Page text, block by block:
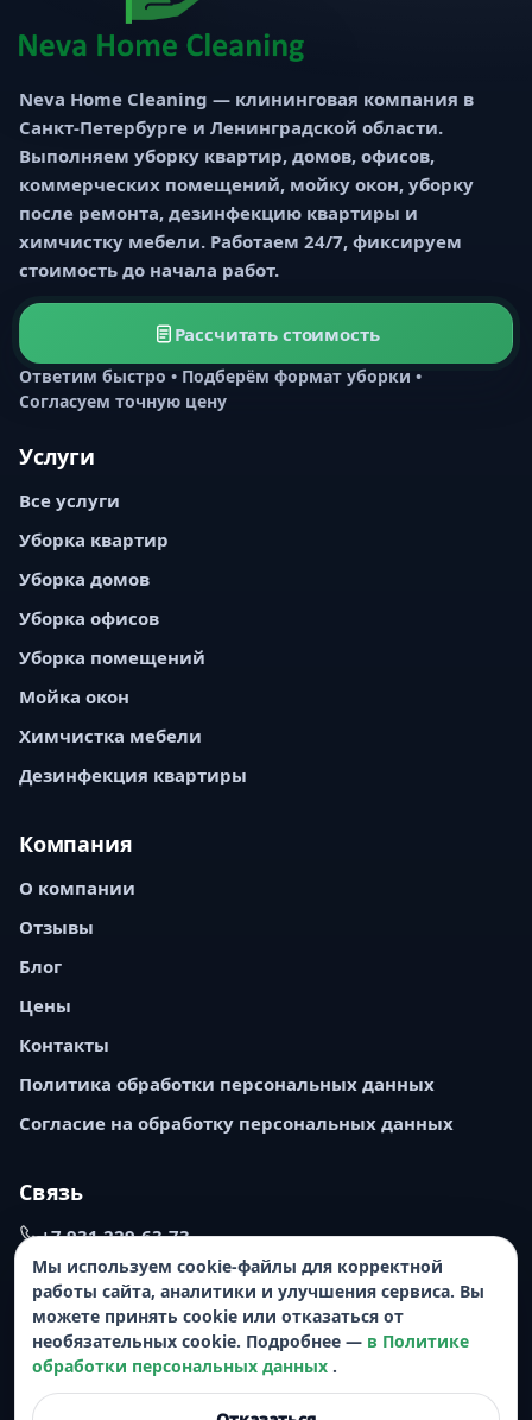
Мы используем cookie-файлы для корректной
работы сайта, аналитики и улучшения сервиса. Вы
можете принять cookie или отказаться от
необязательных cookie. Подробнее — в Политике
обработки персональных данных .
Neva Home Cleaning — клининговая компания в
Санкт-Петербурге и Ленинградской области.
Выполняем уборку квартир, домов, офисов,
коммерческих помещений, мойку окон, уборку
после ремонта, дезинфекцию квартиры и
химчистку мебели. Работаем 24/7, фиксируем
стоимость до начала работ.
Рассчитать стоимость
Ответим быстро • Подберём формат уборки •
Согласуем точную цену
Услуги
Все услуги
Уборка квартир
Уборка домов
Уборка офисов
Уборка помещений
Мойка окон
Химчистка мебели
Дезинфекция квартиры
Компания
О компании
Отзывы
Блог
Цены
Контакты
Политика обработки персональных данных
Согласие на обработку персональных данных
Связь
+7 931 229-63-73
nevahomecleaning.spb@gmail.com
Написать в MAX
Санкт-Петербург, Торфяная дорога, 8, корп. 3,
помещения 1-Н, ком. № 68